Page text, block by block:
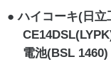
ハイコーキ(日立
電池(BSL